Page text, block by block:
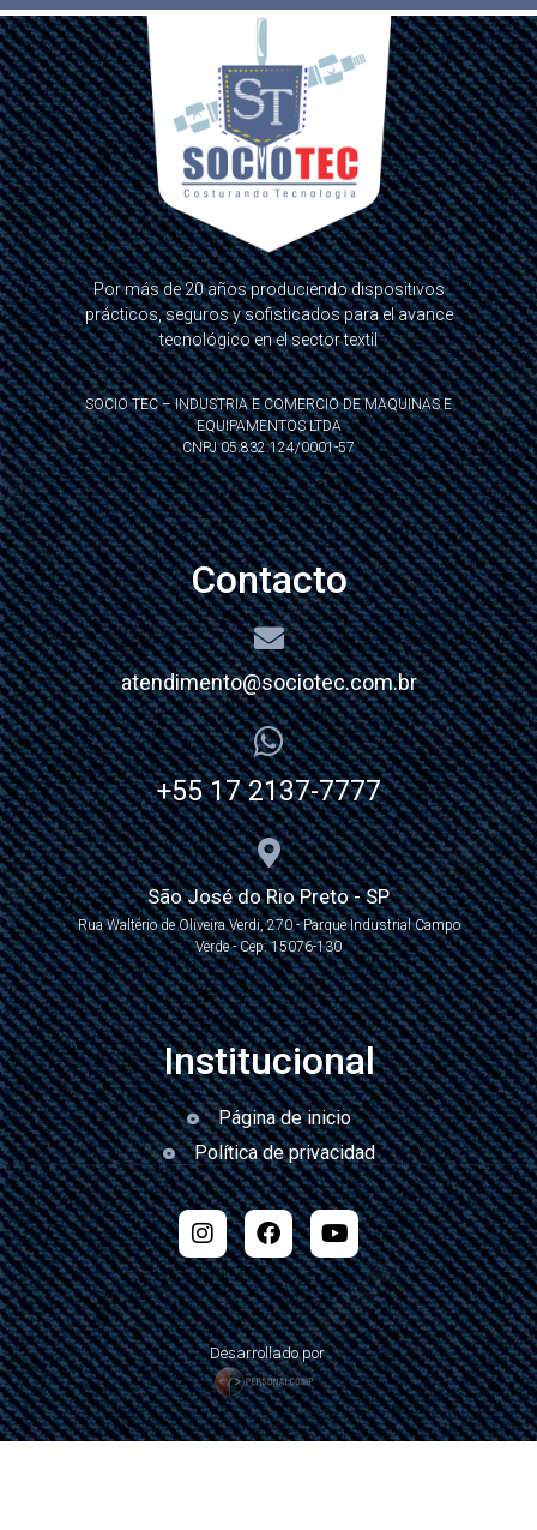
Por más de 20 años produciendo dispositivos
prácticos, seguros y sofisticados para el avance
tecnológico en el sector textil
SOCIO TEC – INDUSTRIA E COMERCIO DE MAQUINAS E
EQUIPAMENTOS LTDA
CNPJ 05.832.124/0001-57
Contacto
atendimento@sociotec.com.br
+55 17 2137-7777
São José do Rio Preto - SP
Rua Waltério de Oliveira Verdi, 270 - Parque Industrial Campo
Verde - Cep: 15076-130
Institucional
Página de inicio
Política de privacidad
Desarrollado por